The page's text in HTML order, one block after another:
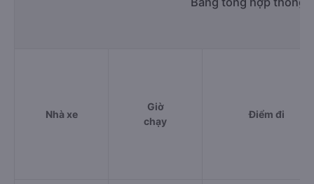
Nhà xe
Giờ
chạy
Điểm đi